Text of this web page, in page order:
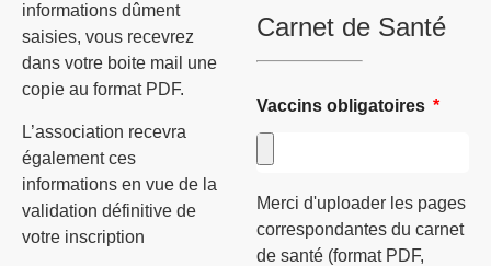
informations dûment
saisies, vous recevrez
dans votre boite mail une
copie au format PDF.
L’association recevra
également ces
informations en vue de la
validation définitive de
votre inscription
Carnet de Santé
Vaccins obligatoires
Merci d'uploader les pages
correspondantes du carnet
de santé (format PDF,